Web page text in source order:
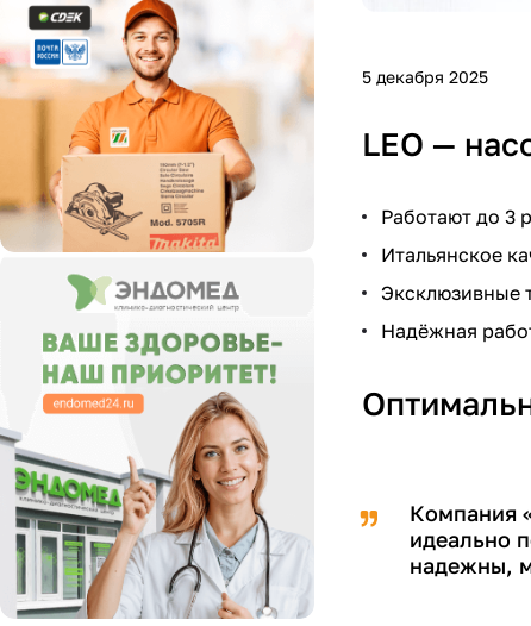
5 декабря 2025
LEO —
Работают до 3
Итальянское
Эксклюзивные
Надёжная
Компания
идеально
надежны,